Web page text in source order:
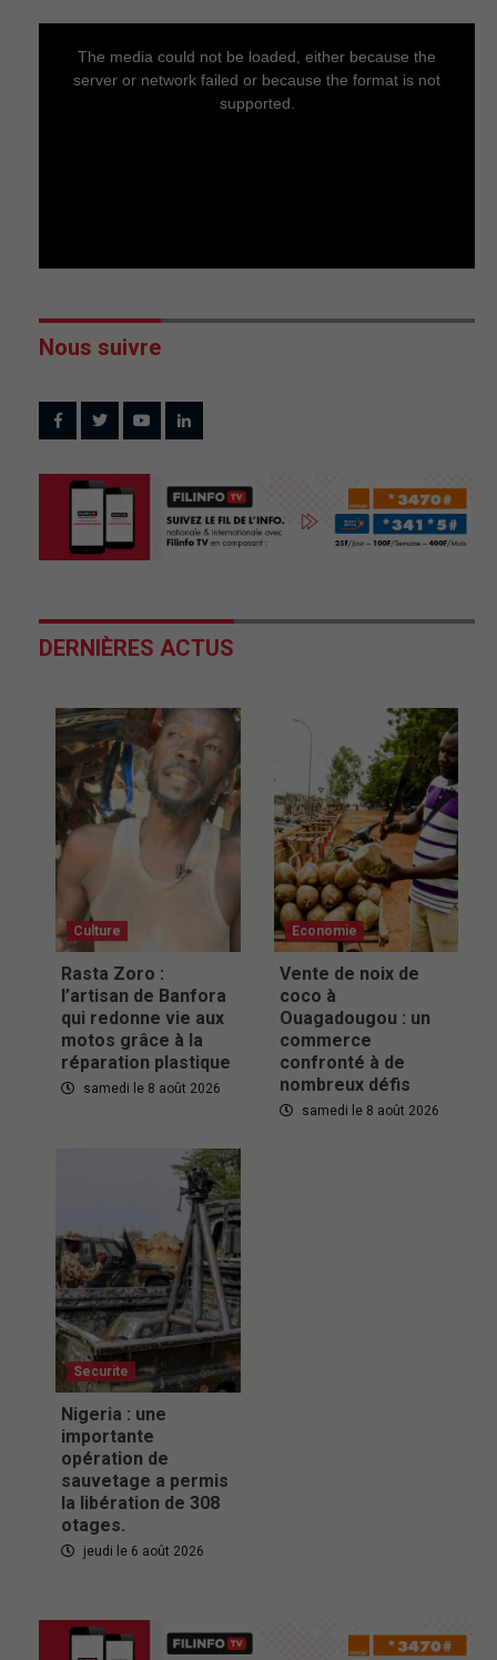
The media could not be loaded, either because the
server or network failed or because the format is not
supported.
Nous suivre
DERNIÈRES ACTUS
Culture
Rasta Zoro :
l’artisan de Banfora
qui redonne vie aux
motos grâce à la
réparation plastique
samedi le 8 août 2026
Economie
Vente de noix de
coco à
Ouagadougou : un
commerce
confronté à de
nombreux défis
samedi le 8 août 2026
Securite
Nigeria : une
importante
opération de
sauvetage a permis
la libération de 308
otages.
jeudi le 6 août 2026